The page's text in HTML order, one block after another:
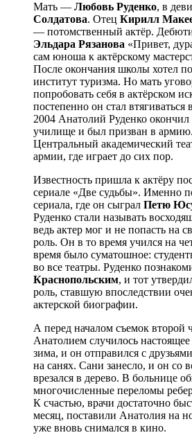
Мать — Любовь Руденко, в
Солдатова. Отец Кирилл
— потомственный актёр.
Эльдара Рязанова «Привет,
сам юноша к актёрскому
После окончания школы хотел
институт туризма. Но мать
попробовать себя в актёрском
постепенно он стал
2004 Анатолий Руденко
училище и был призван в
Центральный академический
армии, где играет до сих пор.
Известность пришла к актёру
сериале «Две судьбы». Именно
сериала, где он сыграл Петю
Руденко стали называть
ведь актер мог и не попасть на
роль. Он в то время учился на
время было суматошное:
во все театры. Руденко
Краснопольским, и тот
роль, ставшую впоследствии
актерской биографии.
А перед началом съемок второй
Анатолием случилось настоящее
зима, и он отправился с
на санях. Сани занесло, и он со
врезался в дерево. В больнице
многочисленные переломы
К счастью, врачи достаточно
месяц, поставили Анатолия на
уже вновь снимался в кино.